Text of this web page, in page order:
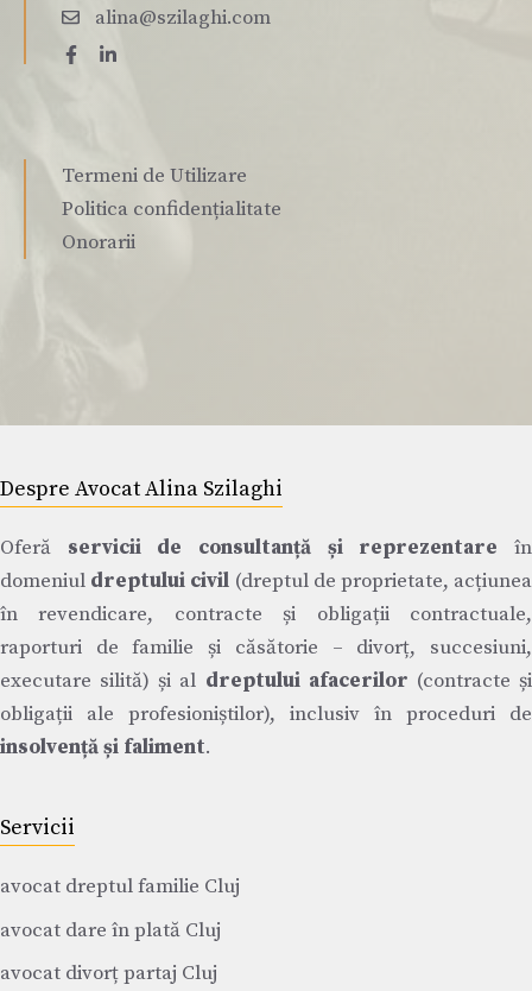
alina@szilaghi.com
Termeni de Utilizare
Politica confidențialitate
Onorarii
Despre Avocat Alina Szilaghi
Oferă servicii de consultanță și reprezentare în
domeniul dreptului civil (dreptul de proprietate, acțiunea
în revendicare, contracte și obligații contractuale,
raporturi de familie și căsătorie – divorț, succesiuni,
executare silită) și al dreptului afacerilor (contracte și
obligații ale profesioniștilor), inclusiv în proceduri de
insolvență și faliment.
Servicii
avocat dreptul familie Cluj
avocat dare în plată Cluj
avocat divorț partaj Cluj